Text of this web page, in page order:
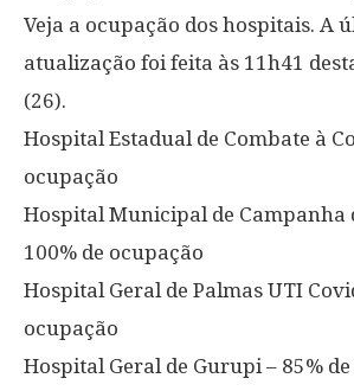
Veja a ocupação dos hospitais. A
atualização foi feita às 11h41
(26).
Hospital Estadual de Combate à
ocupação
Hospital Municipal de Campanha
100% de ocupação
Hospital Geral de Palmas UTI
ocupação
Hospital Geral de Gurupi – 85%